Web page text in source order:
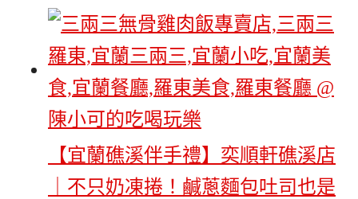
【宜蘭礁溪伴手禮】奕順軒礁溪店
｜不只奶凍捲！鹹蔥麵包吐司也是